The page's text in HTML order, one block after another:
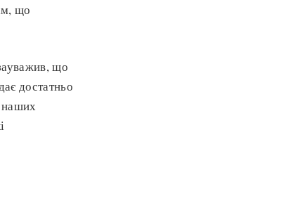
що
що
достатньо
наших